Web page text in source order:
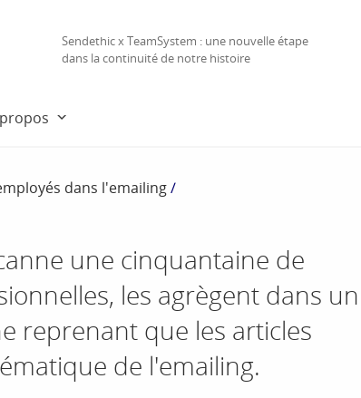
Sendethic x TeamSystem : une nouvelle étape
dans la continuité de notre histoire
dans l'emailing/
une cinquantaine de
les agrègent dans un
reprenant que les articles
de l'emailing.